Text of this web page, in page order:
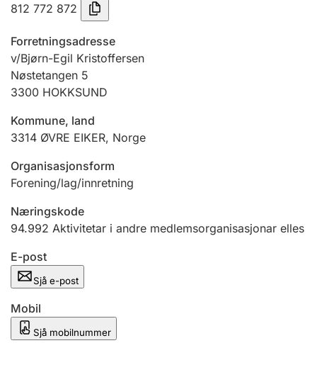
Tinglysing
Jeger
Betaling og jegeravgiftskort
Ektepaktrettleiaren
812 772 872
Forretningsadresse
v/Bjørn-Egil Kristoffersen
Nøstetangen 5
3300 HOKKSUND
Kommune, land
3314 ØVRE EIKER, Norge
Organisasjonsform
Forening/lag/innretning
Næringskode
94.992 Aktivitetar i andre medlemsorganisasjonar elles
E-post
Sjå e-post
Mobil
Sjå mobilnummer